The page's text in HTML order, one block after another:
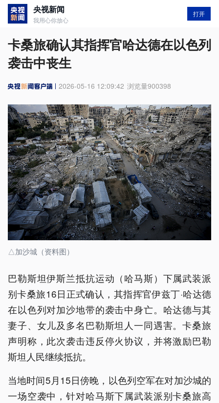
央视新闻
我用心你放心
打开
卡桑旅确认其指挥官哈达德在以色列
袭击中丧生
2026-05-16 12:09:42 浏览量900398
△加沙城（资料图）
巴勒斯坦伊斯兰抵抗运动（哈马斯）下属武装派
别卡桑旅16日正式确认，其指挥官伊兹丁·哈达德
在以色列对加沙地带的袭击中身亡。哈达德与其
妻子、女儿及多名巴勒斯坦人一同遇害。卡桑旅
声明称，此次袭击违反停火协议，并将激励巴勒
斯坦人民继续抵抗。
当地时间5月15日傍晚，以色列空军在对加沙城的
一场空袭中，针对哈马斯下属武装派别卡桑旅高